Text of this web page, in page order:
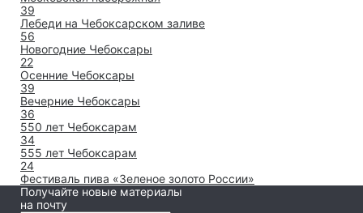
39
Лебеди на Чебоксарском заливе
56
Новогодние Чебоксары
22
Осенние Чебоксары
39
Вечерние Чебоксары
36
550 лет Чебоксарам
34
555 лет Чебоксарам
24
Фестиваль пива «Зеленое золото России»
Получайте новые материалы
на почту